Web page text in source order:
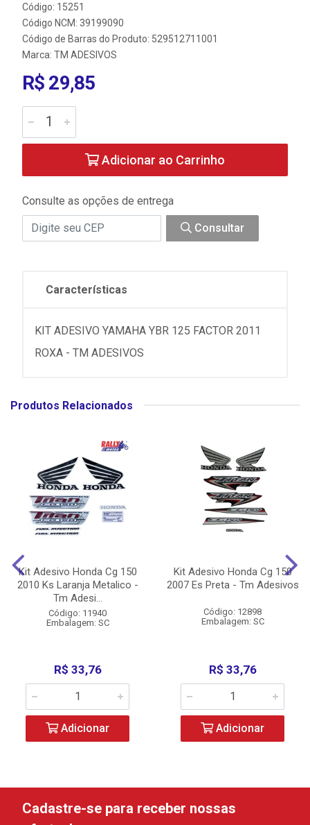
Código: 15251
Código NCM: 39199090
Código de Barras do Produto: 529512711001
Marca: TM ADESIVOS
R$ 29,85
Adicionar ao Carrinho
Consulte as opções de entrega
Consultar
Características
KIT ADESIVO YAMAHA YBR 125 FACTOR 2011
ROXA - TM ADESIVOS
Produtos Relacionados
Kit Adesivo Honda Cg 150
2010 Ks Laranja Metalico -
Tm Adesi...
Código: 11940
Embalagem: SC
R$ 33,76
Adicionar
Kit Adesivo Honda Cg 150
2007 Es Preta - Tm Adesivos
Código: 12898
Embalagem: SC
R$ 33,76
Adicionar
Cadastre-se para receber nossas